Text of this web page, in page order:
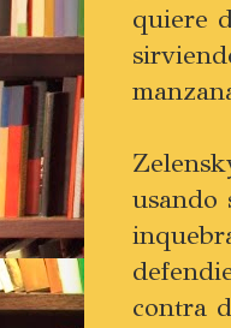
quiere
usando
contra